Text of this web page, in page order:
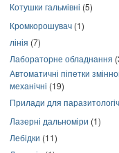
Котушки гальмівні (5)
Кромкорошувач (1)
лінія (7)
Лабораторне обладнання
Автоматичні піпетки
механічні (19)
Прилади для
Лазерні дальноміри (1)
Лебідки (11)